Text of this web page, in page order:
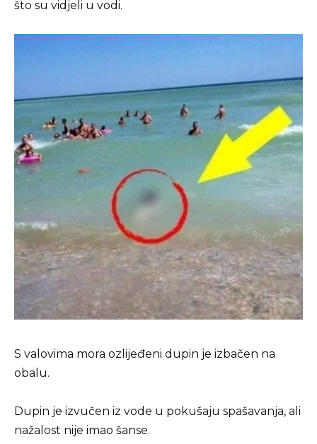
što su vidjeli u vodi.
S valovima mora ozlijeđeni dupin je izbačen na
obalu.
Dupin je izvučen iz vode u pokušaju spašavanja, ali
nažalost nije imao šanse.